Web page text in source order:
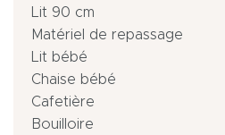
Lit 90 cm
Matériel de repassage
Lit bébé
Chaise bébé
Cafetière
Bouilloire